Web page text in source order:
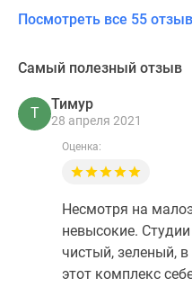
Посмотреть все 55
Самый полезный отзыв
Т
Тимур
28 апреля 2021
Оценка:
Несмотря на
невысокие.
чистый, зеленый,
этот комплекс